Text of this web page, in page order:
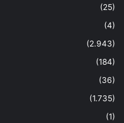
(25)
(4)
(2.943)
(184)
(36)
(1.735)
(1)